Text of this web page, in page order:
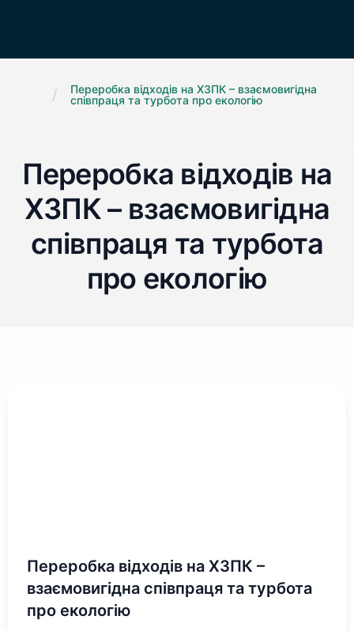
/
Переробка відходів на ХЗПК – взаємовигідна
співпраця та турбота про екологію
Переробка відходів на
ХЗПК – взаємовигідна
співпраця та турбота
про екологію
Переробка відходів на ХЗПК –
взаємовигідна співпраця та турбота
про екологію